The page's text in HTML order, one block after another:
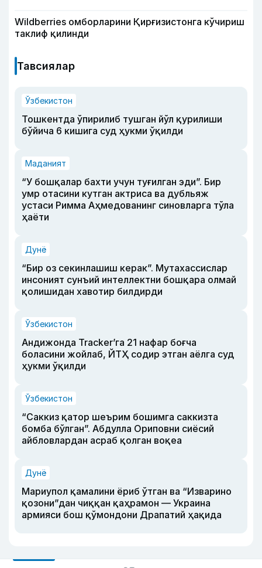
Wildberries омборларини Қирғизистонга кўчириш
таклиф қилинди
Тавсиялар
Ўзбекистон
Тошкентда ўпирилиб тушган йўл қурилиши
бўйича 6 кишига суд ҳукми ўқилди
Маданият
“У бошқалар бахти учун туғилган эди”. Бир
умр отасини кутган актриса ва дубльяж
устаси Римма Аҳмедованинг синовларга тўла
ҳаёти
Дунё
“Бир оз секинлашиш керак”. Мутахассислар
инсоният сунъий интеллектни бошқара олмай
қолишидан хавотир билдирди
Ўзбекистон
Андижонда Tracker’га 21 нафар боғча
боласини жойлаб, ЙТҲ содир этган аёлга суд
ҳукми ўқилди
Ўзбекистон
“Саккиз қатор шеърим бошимга саккизта
бомба бўлган”. Абдулла Ориповни сиёсий
айбловлардан асраб қолган воқеа
Дунё
Мариупол қамалини ёриб ўтган ва “Изварино
қозони”дан чиққан қаҳрамон — Украина
армияси бош қўмондони Драпатий ҳақида